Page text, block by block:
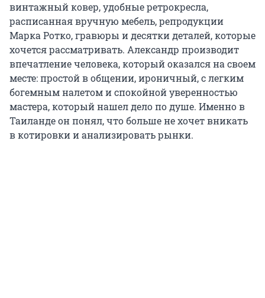
винтажный ковер, удобные ретрокресла,
расписанная вручную мебель, репродукции
Марка Ротко, гравюры и десятки деталей, которые
хочется рассматривать. Александр производит
впечатление человека, который оказался на своем
месте: простой в общении, ироничный, с легким
богемным налетом и спокойной уверенностью
мастера, который нашел дело по душе. Именно в
Таиланде он понял, что больше не хочет вникать
в котировки и анализировать рынки.